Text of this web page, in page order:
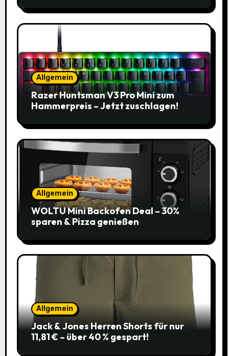
Allgemein
Razer Huntsman V3 Pro Mini zum
Hammerpreis – Jetzt zuschlagen!
Allgemein
WOLTU Mini Backofen Deal – 30%
sparen & Pizza genießen
Allgemein
Jack & Jones Herren Shorts für nur
11,81 € – über 40 % gespart!